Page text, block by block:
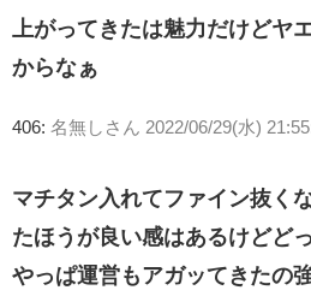
上がってきたは魅力だけどヤ
からなぁ
406: 名無しさん 2022/06/29(水)
マチタン入れてファイン抜く
たほうが良い感はあるけどど
やっぱ運営もアガッてきたの